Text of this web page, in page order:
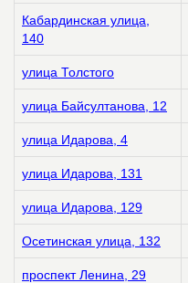
Кабардинская улица,
140
улица Толстого
улица Байсултанова, 12
улица Идарова, 4
улица Идарова, 131
улица Идарова, 129
Осетинская улица, 132
проспект Ленина, 29